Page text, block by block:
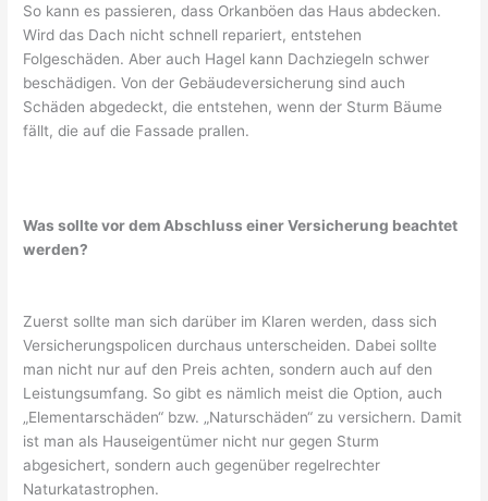
So kann es passieren, dass Orkanböen das Haus abdecken.
Wird das Dach nicht schnell repariert, entstehen
Folgeschäden. Aber auch Hagel kann Dachziegeln schwer
beschädigen. Von der Gebäudeversicherung sind auch
Schäden abgedeckt, die entstehen, wenn der Sturm Bäume
fällt, die auf die Fassade prallen.
Was sollte vor dem Abschluss einer Versicherung beachtet
werden?
Zuerst sollte man sich darüber im Klaren werden, dass sich
Versicherungspolicen durchaus unterscheiden. Dabei sollte
man nicht nur auf den Preis achten, sondern auch auf den
Leistungsumfang. So gibt es nämlich meist die Option, auch
„Elementarschäden“ bzw. „Naturschäden“ zu versichern. Damit
ist man als Hauseigentümer nicht nur gegen Sturm
abgesichert, sondern auch gegenüber regelrechter
Naturkatastrophen.